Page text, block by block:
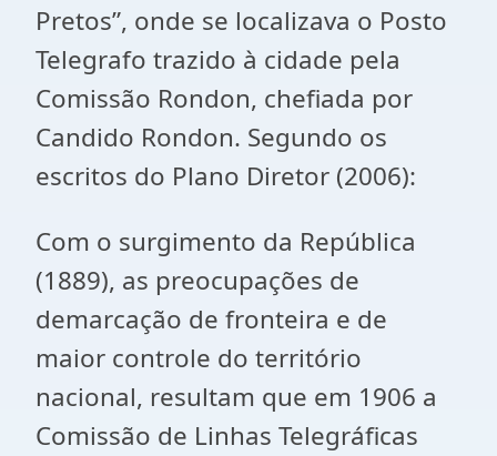
Pretos”, onde se localizava o Posto
Telegrafo trazido à cidade pela
Comissão Rondon, chefiada por
Candido Rondon. Segundo os
escritos do Plano Diretor (2006):
Com o surgimento da República
(1889), as preocupações de
demarcação de fronteira e de
maior controle do território
nacional, resultam que em 1906 a
Comissão de Linhas Telegráficas